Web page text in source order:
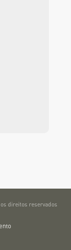
os direitos reservados